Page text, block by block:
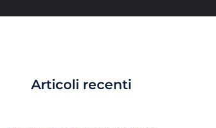
Articoli recenti